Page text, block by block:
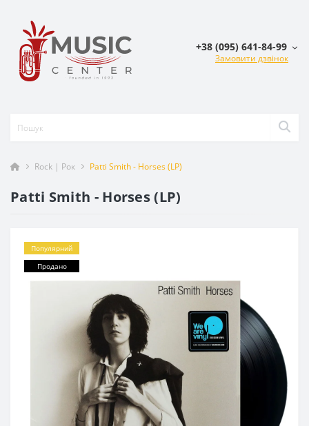
+38 (095) 641-84-99
Замовити дзвінок
Rock | Рок Patti Smith - Horses (LP)
Patti Smith - Horses (LP)
Популярний
Продано